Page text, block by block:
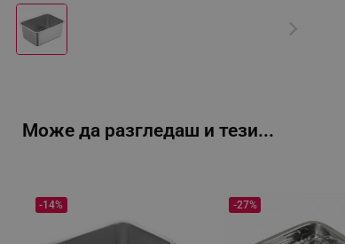
Може да разгледаш и тези...
-14% -27%